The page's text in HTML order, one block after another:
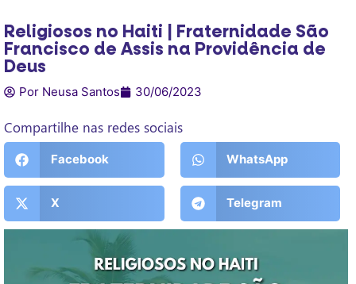
Religiosos no Haiti | Fraternidade São
Francisco de Assis na Providência de
Deus
Por Neusa Santos 30/06/2023
Compartilhe nas redes sociais
Facebook WhatsApp
X Telegram